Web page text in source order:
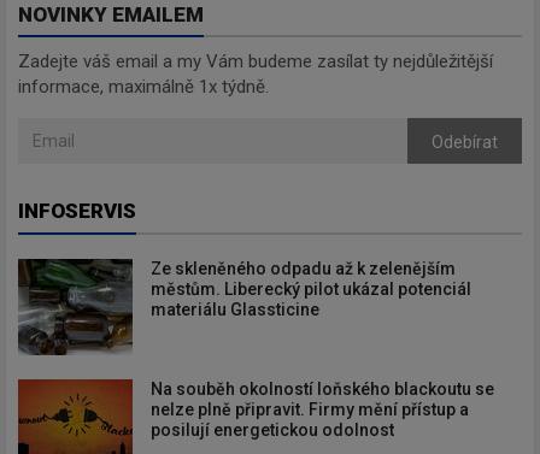
NOVINKY EMAILEM
Zadejte váš email a my Vám budeme zasílat ty nejdůležitější
informace, maximálně 1x týdně.
Odebírat
INFOSERVIS
Ze skleněného odpadu až k zelenějším
městům. Liberecký pilot ukázal potenciál
materiálu Glassticine
Na souběh okolností loňského blackoutu se
nelze plně připravit. Firmy mění přístup a
posilují energetickou odolnost